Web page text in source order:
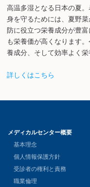
高温多湿となる日本の夏
身を守るためには、夏野
防に役立つ栄養成分が豊
も栄養価が高くなります
養成分、そして効率よく栄
詳しくはこちら
メディカルセンター概要
基本理念
個人情報保護方針
受診者の権利と責務
職業倫理